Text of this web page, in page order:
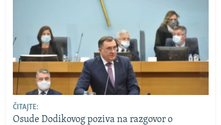
ČITAJTE:
Osude Dodikovog poziva na razgovor o